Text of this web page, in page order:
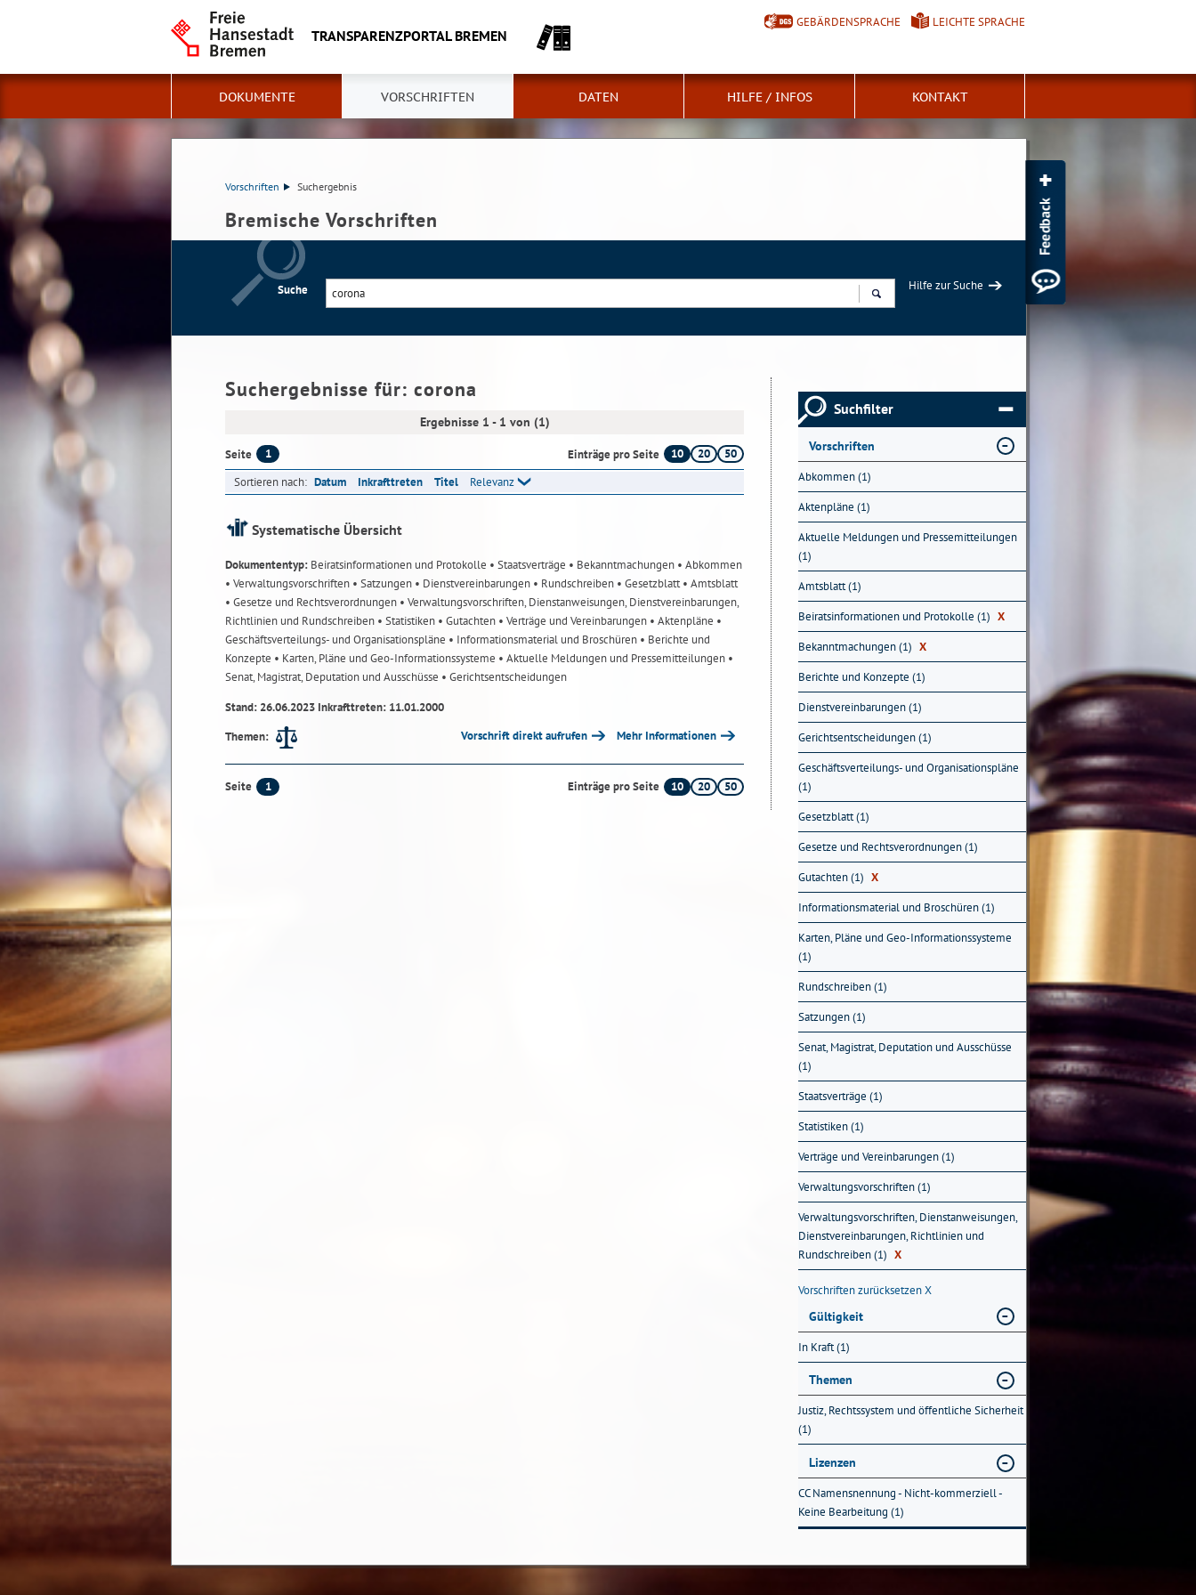
TRANSPARENZPORTAL BREMEN
GEBÄRDENSPRACHE LEICHTE SPRACHE
DOKUMENTE VORSCHRIFTEN DATEN HILFE / INFOS KONTAKT
Vorschriften Suchergebnis
Bremische Vorschriften
Suche
Hilfe zur Suche
Suchergebnisse für: corona
Ergebnisse 1 - 1 von (1)
Seite 1 Einträge pro Seite 10 20
50
Sortieren nach: Datum Inkrafttreten Titel Relevanz
Systematische Übersicht
Dokumententyp: Beiratsinformationen und Protokolle • Staatsverträge • Bekanntmachungen • Abkommen
• Verwaltungsvorschriften • Satzungen • Dienstvereinbarungen • Rundschreiben • Gesetzblatt• Amtsblatt
• Gesetze und Rechtsverordnungen • Verwaltungsvorschriften, Dienstanweisungen, Dienstvereinbarungen,
Richtlinien und Rundschreiben • Statistiken • Gutachten • Verträge und Vereinbarungen • Aktenpläne •
Geschäftsverteilungs- und Organisationspläne • Informationsmaterial und Broschüren • Berichte und
Konzepte • Karten, Pläne und Geo-Informationssysteme • Aktuelle Meldungen und Pressemitteilungen •
Senat, Magistrat, Deputation und Ausschüsse • Gerichtsentscheidungen
Stand: 26.06.2023 Inkrafttreten: 11.01.2000
Themen:
Vorschrift direkt aufrufen Mehr Informationen
Seite 1 Einträge pro Seite 10 20 50
Suchfilter
Vorschriften
Abkommen (1)
Aktenpläne (1)
Aktuelle Meldungen und Pressemitteilungen
(1)
Amtsblatt (1)
Beiratsinformationen und Protokolle (1) X
Bekanntmachungen (1) X
Berichte und Konzepte (1)
Dienstvereinbarungen (1)
Gerichtsentscheidungen (1)
Geschäftsverteilungs- und Organisationspläne
(1)
Gesetzblatt (1)
Gesetze und Rechtsverordnungen (1)
Gutachten (1) X
Informationsmaterial und Broschüren (1)
Karten, Pläne und Geo-Informationssysteme
(1)
Rundschreiben (1)
Satzungen (1)
Senat, Magistrat, Deputation und Ausschüsse
(1)
Staatsverträge (1)
Statistiken (1)
Verträge und Vereinbarungen (1)
Verwaltungsvorschriften (1)
Verwaltungsvorschriften, Dienstanweisungen,
Dienstvereinbarungen, Richtlinien und
Rundschreiben (1) X
Vorschriften zurücksetzenX
Gültigkeit
In Kraft (1)
Themen
Justiz, Rechtssystem und öffentliche Sicherheit
(1)
Lizenzen
CC Namensnennung - Nicht-kommerziell -
Keine Bearbeitung (1)